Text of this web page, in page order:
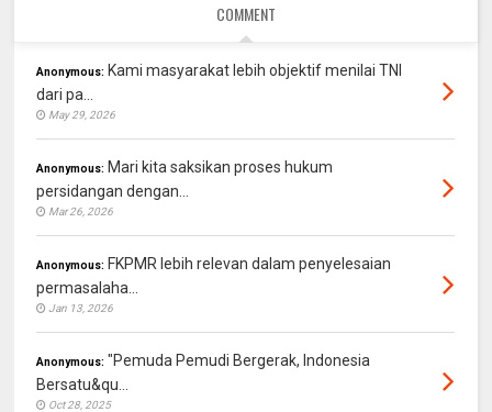
COMMENT
Anonymous: Kami masyarakat lebih objektif menilai TNI
dari pa...
May 29, 2026
Anonymous: Mari kita saksikan proses hukum
persidangan dengan...
Mar 26, 2026
Anonymous: FKPMR lebih relevan dalam penyelesaian
permasalaha...
Jan 13, 2026
Anonymous: "Pemuda Pemudi Bergerak, Indonesia
Bersatu&qu...
Oct 28, 2025